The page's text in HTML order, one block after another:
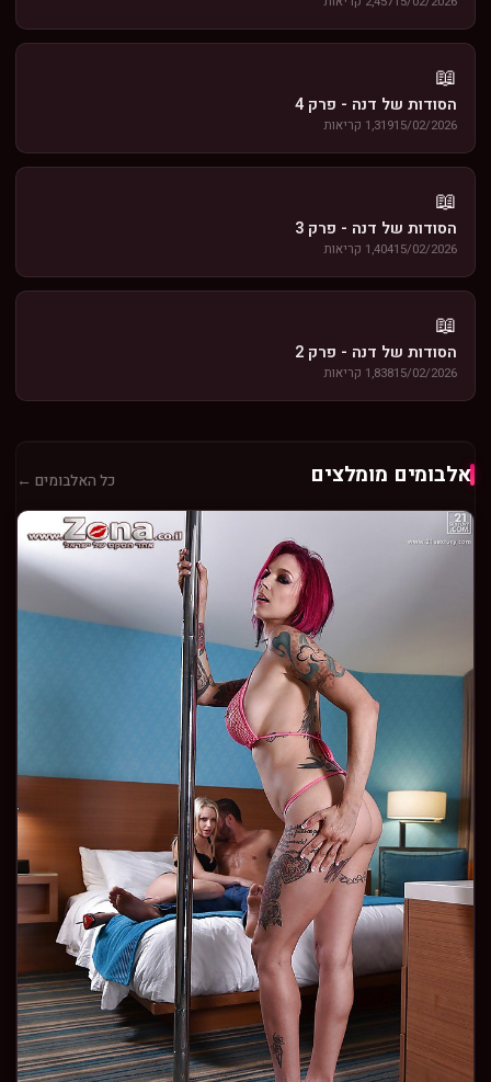
📖
הסודות של דנה - פרק 4
15/02/20261,319 קריאות
📖
הסודות של דנה - פרק 3
15/02/20261,404 קריאות
📖
הסודות של דנה - פרק 2
15/02/20261,838 קריאות
אלבומים מומלצים כל האלבומים ←